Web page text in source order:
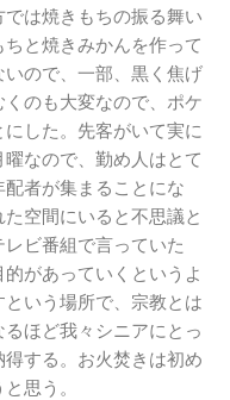
は焼きもちの振る舞い
と焼きみかんを作って
ので、一部、黒く焦げ
のも大変なので、ポケ
した。先客がいて実に
なので、勤め人はとて
者が集まることにな
空間にいると不思議と
ビ番組で言っていた
があっていくというよ
いう場所で、宗教とは
ほど我々シニアにとっ
する。お火焚きは初め
思う。